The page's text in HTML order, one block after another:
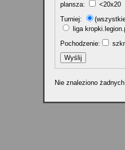
plansza:
<20x20
Turniej:
liga
Pochodzenie:
Nie znaleziono